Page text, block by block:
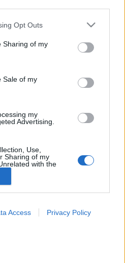
app uses one or more Google
behaviour. You may click to
and its third-party tags to
purposes in below Google
Opt Outs
Sharing of my
Sale of my
my
Advertising.
Use,
Sharing of my
with the
collected.
Access Privacy Policy